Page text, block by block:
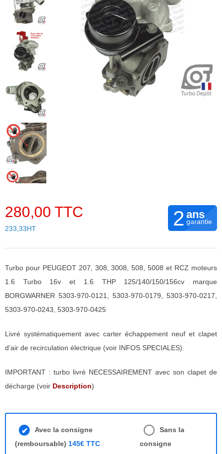
280,00 TTC
233,33HT 2 ans
garantie
Turbo pour PEUGEOT 207, 308, 3008, 508, 5008 et RCZ moteurs
1.6 Turbo 16v et 1.6 THP 125/140/150/156cv marque
BORGWARNER 5303-970-0121, 5303-970-0179, 5303-970-0217,
5303-970-0243, 5303-970-0425
Livré systématiquement avec carter échappement neuf et clapet
d’air de recirculation électrique (voir INFOS SPECIALES).
IMPORTANT : turbo livré NECESSAIREMENT avec son clapet de
décharge (voir Description)
Avec la consigne
(remboursable) 145€ TTC
Sans la
consigne